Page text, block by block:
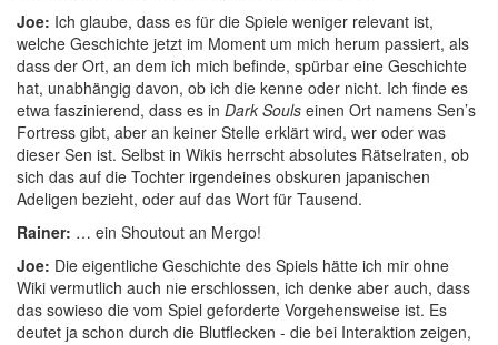
Joe: Ich glaube, dass es für die Spiele weniger relevant ist,
welche Geschichte jetzt im Moment um mich herum passiert, als
dass der Ort, an dem ich mich befinde, spürbar eine Geschichte
hat, unabhängig davon, ob ich die kenne oder nicht. Ich finde es
etwa faszinierend, dass es in Dark Souls einen Ort namens Sen’s
Fortress gibt, aber an keiner Stelle erklärt wird, wer oder was
dieser Sen ist. Selbst in Wikis herrscht absolutes Rätselraten, ob
sich das auf die Tochter irgendeines obskuren japanischen
Adeligen bezieht, oder auf das Wort für Tausend.
Rainer: … ein Shoutout an Mergo!
Joe: Die eigentliche Geschichte des Spiels hätte ich mir ohne
Wiki vermutlich auch nie erschlossen, ich denke aber auch, dass
das sowieso die vom Spiel geforderte Vorgehensweise ist. Es
deutet ja schon durch die Blutflecken - die bei Interaktion zeigen,